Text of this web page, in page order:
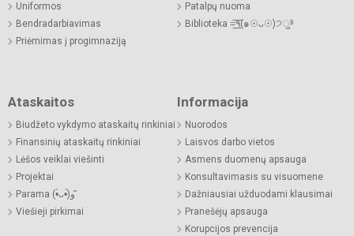
Uniformos
Bendradarbiavimas
Priėmimas į progimnaziją
Patalpų nuoma
Biblioteka =͟͟͞͞٩(๑☉ᴗ☉)੭ु⁾⁾
Ataskaitos
Biudžeto vykdymo ataskaitų rinkiniai
Finansinių ataskaitų rinkiniai
Lėšos veiklai viešinti
Projektai
Parama (•̀ᴗ•́)و ̑̑
Viešieji pirkimai
Informacija
Nuorodos
Laisvos darbo vietos
Asmens duomenų apsauga
Konsultavimasis su visuomene
Dažniausiai užduodami klausimai
Pranešėjų apsauga
Korupcijos prevencija